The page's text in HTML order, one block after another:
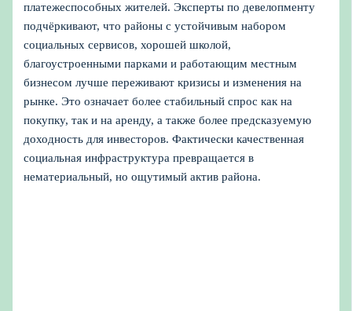
платежеспособных жителей. Эксперты по девелопменту
подчёркивают, что районы с устойчивым набором
социальных сервисов, хорошей школой,
благоустроенными парками и работающим местным
бизнесом лучше переживают кризисы и изменения на
рынке. Это означает более стабильный спрос как на
покупку, так и на аренду, а также более предсказуемую
доходность для инвесторов. Фактически качественная
социальная инфраструктура превращается в
нематериальный, но ощутимый актив района.